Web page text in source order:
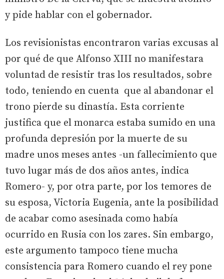
y pide hablar con el gobernador.
Los revisionistas encontraron varias excusas al
por qué de que Alfonso XIII no manifestara
voluntad de resistir tras los resultados, sobre
todo, teniendo en cuenta que al abandonar el
trono pierde su dinastía. Esta corriente
justifica que el monarca estaba sumido en una
profunda depresión por la muerte de su
madre unos meses antes -un fallecimiento que
tuvo lugar más de dos años antes, indica
Romero- y, por otra parte, por los temores de
su esposa, Victoria Eugenia, ante la posibilidad
de acabar como asesinada como había
ocurrido en Rusia con los zares. Sin embargo,
este argumento tampoco tiene mucha
consistencia para Romero cuando el rey pone